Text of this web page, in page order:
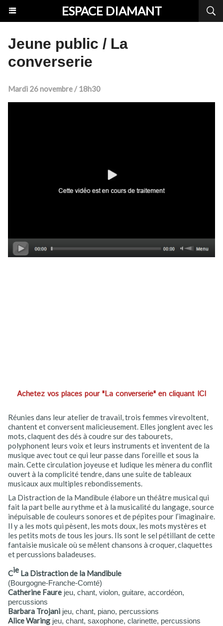
ESPACE DIAMANT
Jeune public / La
converserie
Mardi 26 novembre / 18h30
Achetez vos places pour "La converserie" en cliquant ICI
Réunies dans leur atelier de travail, trois femmes virevoltent,
chantent et conversent malicieusement. Elles jonglent avec les
mots, claquent des dés à coudre sur des tabourets,
polyphonent leurs voix et leurs instruments et inventent de la
musique avec tout ce qui leur passe dans l’oreille et sous la
main. Cette circulation joyeuse et ludique les mènera du conflit
ouvert à la complicité tendre, dans une suite de tableaux
musicaux aux multiples rebondissements.
La Distraction de la Mandibule élabore un théâtre musical qui
fait la part belle au rythme et à la musicalité du langage, source
inépuisable de couleurs sonores et de pépites pour l’imaginaire.
Il y a les mots qui pèsent, les mots doux, les mots mystères et
les petits mots de tous les jours. Ils sont le sel pétillant de cette
fantaisie musicale où se mêlent chansons à croquer, claquettes
et percussions baladeuses.
Cie La Distraction de la Mandibule
(Bourgogne-Franche-Comté)
Catherine Faure jeu, chant, violon, guitare, accordéon,
percussions
Barbara Trojani jeu, chant, piano, percussions
Alice Waring jeu, chant, saxophone, clarinette, percussions